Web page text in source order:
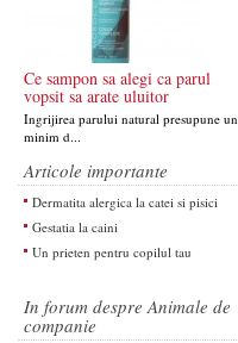
Ce sampon sa alegi ca parul
vopsit sa arate uluitor
Ingrijirea parului natural presupune un
minim d...
Articole importante
Dermatita alergica la catei si pisici
Gestatia la caini
Un prieten pentru copilul tau
In forum despre Animale de
companie